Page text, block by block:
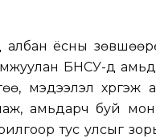
ёсны
БНСУ-д
мэдээлэл хүргэж
амьдарч буй
тус улсыг